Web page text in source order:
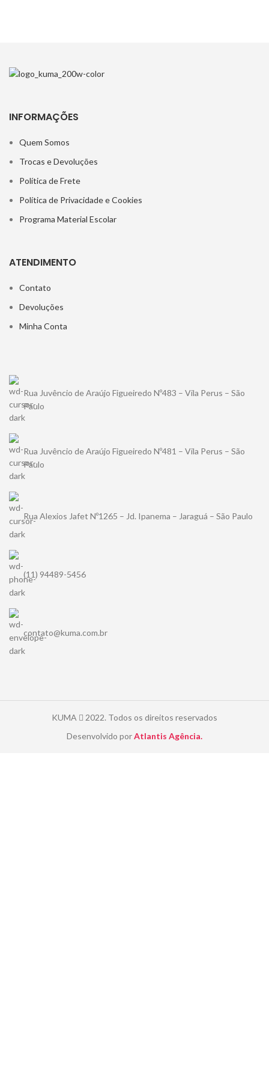
INFORMAÇÕES
Quem Somos
Trocas e Devoluções
Política de Frete
Política de Privacidade e Cookies
Programa Material Escolar
ATENDIMENTO
Contato
Devoluções
Minha Conta
Rua Juvêncio de Araújo Figueiredo Nº483 – Vila Perus – São
Paulo
Rua Juvêncio de Araújo Figueiredo Nº481 – Vila Perus – São
Paulo
Rua Alexios Jafet Nº1265 – Jd. Ipanema – Jaraguá – São Paulo
(11) 94489-5456
contato@kuma.com.br
KUMA
2022. Todos os direitos reservados
Desenvolvido porAtlantis Agência.